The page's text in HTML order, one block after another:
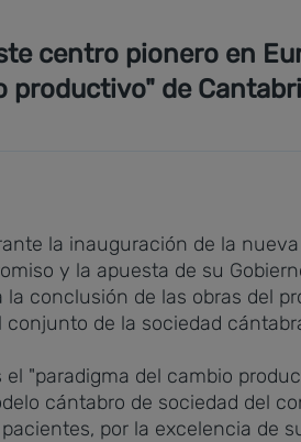
centro pionero en
productivo" de
la inauguración de la
y la apuesta de su
conclusión de las obras del
de la sociedad
"paradigma del cambio
cántabro de sociedad del
por la excelencia de